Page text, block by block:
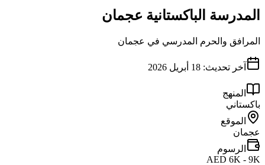
المدرسة الباكستانية عجمان
المرافق والحرم المدرسي في عجمان
آخر تحديث: 18 أبريل 2026
المنهج
باكستاني
الموقع
عجمان
الرسوم
AED 6K - 9K